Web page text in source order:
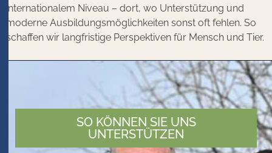
internationalem Niveau – dort, wo Unterstützung und
moderne Ausbildungsmöglichkeiten sonst oft fehlen. So
schaffen wir langfristige Perspektiven für Mensch und Tier.
SO KÖNNEN SIE UNS
UNTERSTÜTZEN